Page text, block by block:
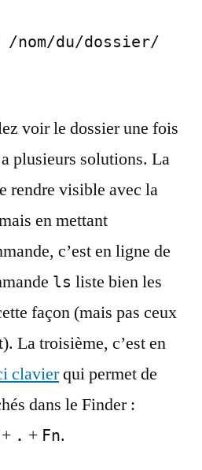
/nom/du/dossier/
voir le dossier une fois
plusieurs solutions. La
rendre visible avec la
en mettant
c’est en ligne de
ls liste bien les
façon (mais pas ceux
La troisième, c’est en
clavierqui permet de
dans le Finder :
+ . + Fn.